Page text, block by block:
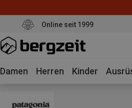
Online seit 1999
Damen Herren Kinder